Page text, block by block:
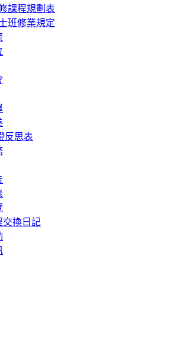
課程規劃表
班修業規定
反思表
交換日記